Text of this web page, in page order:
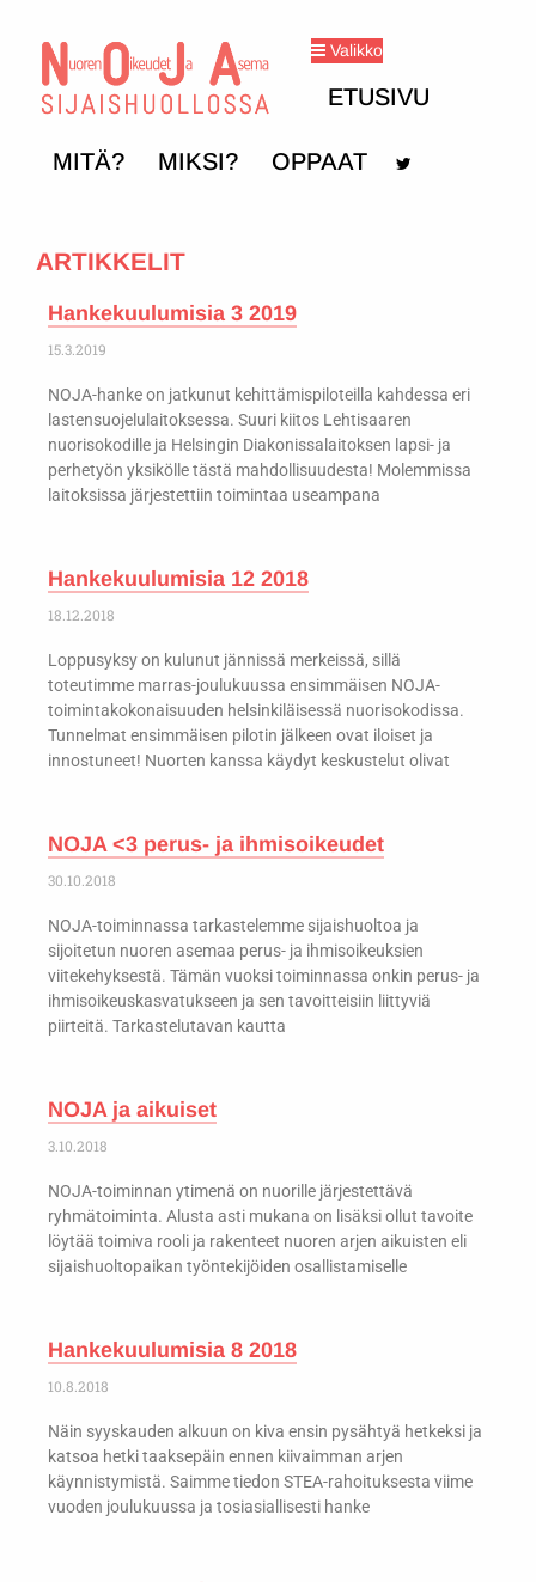
Valikko
ETUSIVU
MITÄ? MIKSI? OPPAAT
ARTIKKELIT
Hankekuulumisia 3 2019
15.3.2019
NOJA-hanke on jatkunut kehittämispiloteilla kahdessa eri
lastensuojelulaitoksessa. Suuri kiitos Lehtisaaren
nuorisokodille ja Helsingin Diakonissalaitoksen lapsi- ja
perhetyön yksikölle tästä mahdollisuudesta! Molemmissa
laitoksissa järjestettiin toimintaa useampana
Hankekuulumisia 12 2018
18.12.2018
Loppusyksy on kulunut jännissä merkeissä, sillä
toteutimme marras-joulukuussa ensimmäisen NOJA-
toimintakokonaisuuden helsinkiläisessä nuorisokodissa.
Tunnelmat ensimmäisen pilotin jälkeen ovat iloiset ja
innostuneet! Nuorten kanssa käydyt keskustelut olivat
NOJA <3 perus- ja ihmisoikeudet
30.10.2018
NOJA-toiminnassa tarkastelemme sijaishuoltoa ja
sijoitetun nuoren asemaa perus- ja ihmisoikeuksien
viitekehyksestä. Tämän vuoksi toiminnassa onkin perus- ja
ihmisoikeuskasvatukseen ja sen tavoitteisiin liittyviä
piirteitä. Tarkastelutavan kautta
NOJA ja aikuiset
3.10.2018
NOJA-toiminnan ytimenä on nuorille järjestettävä
ryhmätoiminta. Alusta asti mukana on lisäksi ollut tavoite
löytää toimiva rooli ja rakenteet nuoren arjen aikuisten eli
sijaishuoltopaikan työntekijöiden osallistamiselle
Hankekuulumisia 8 2018
10.8.2018
Näin syyskauden alkuun on kiva ensin pysähtyä hetkeksi ja
katsoa hetki taaksepäin ennen kiivaimman arjen
käynnistymistä. Saimme tiedon STEA-rahoituksesta viime
vuoden joulukuussa ja tosiasiallisesti hanke